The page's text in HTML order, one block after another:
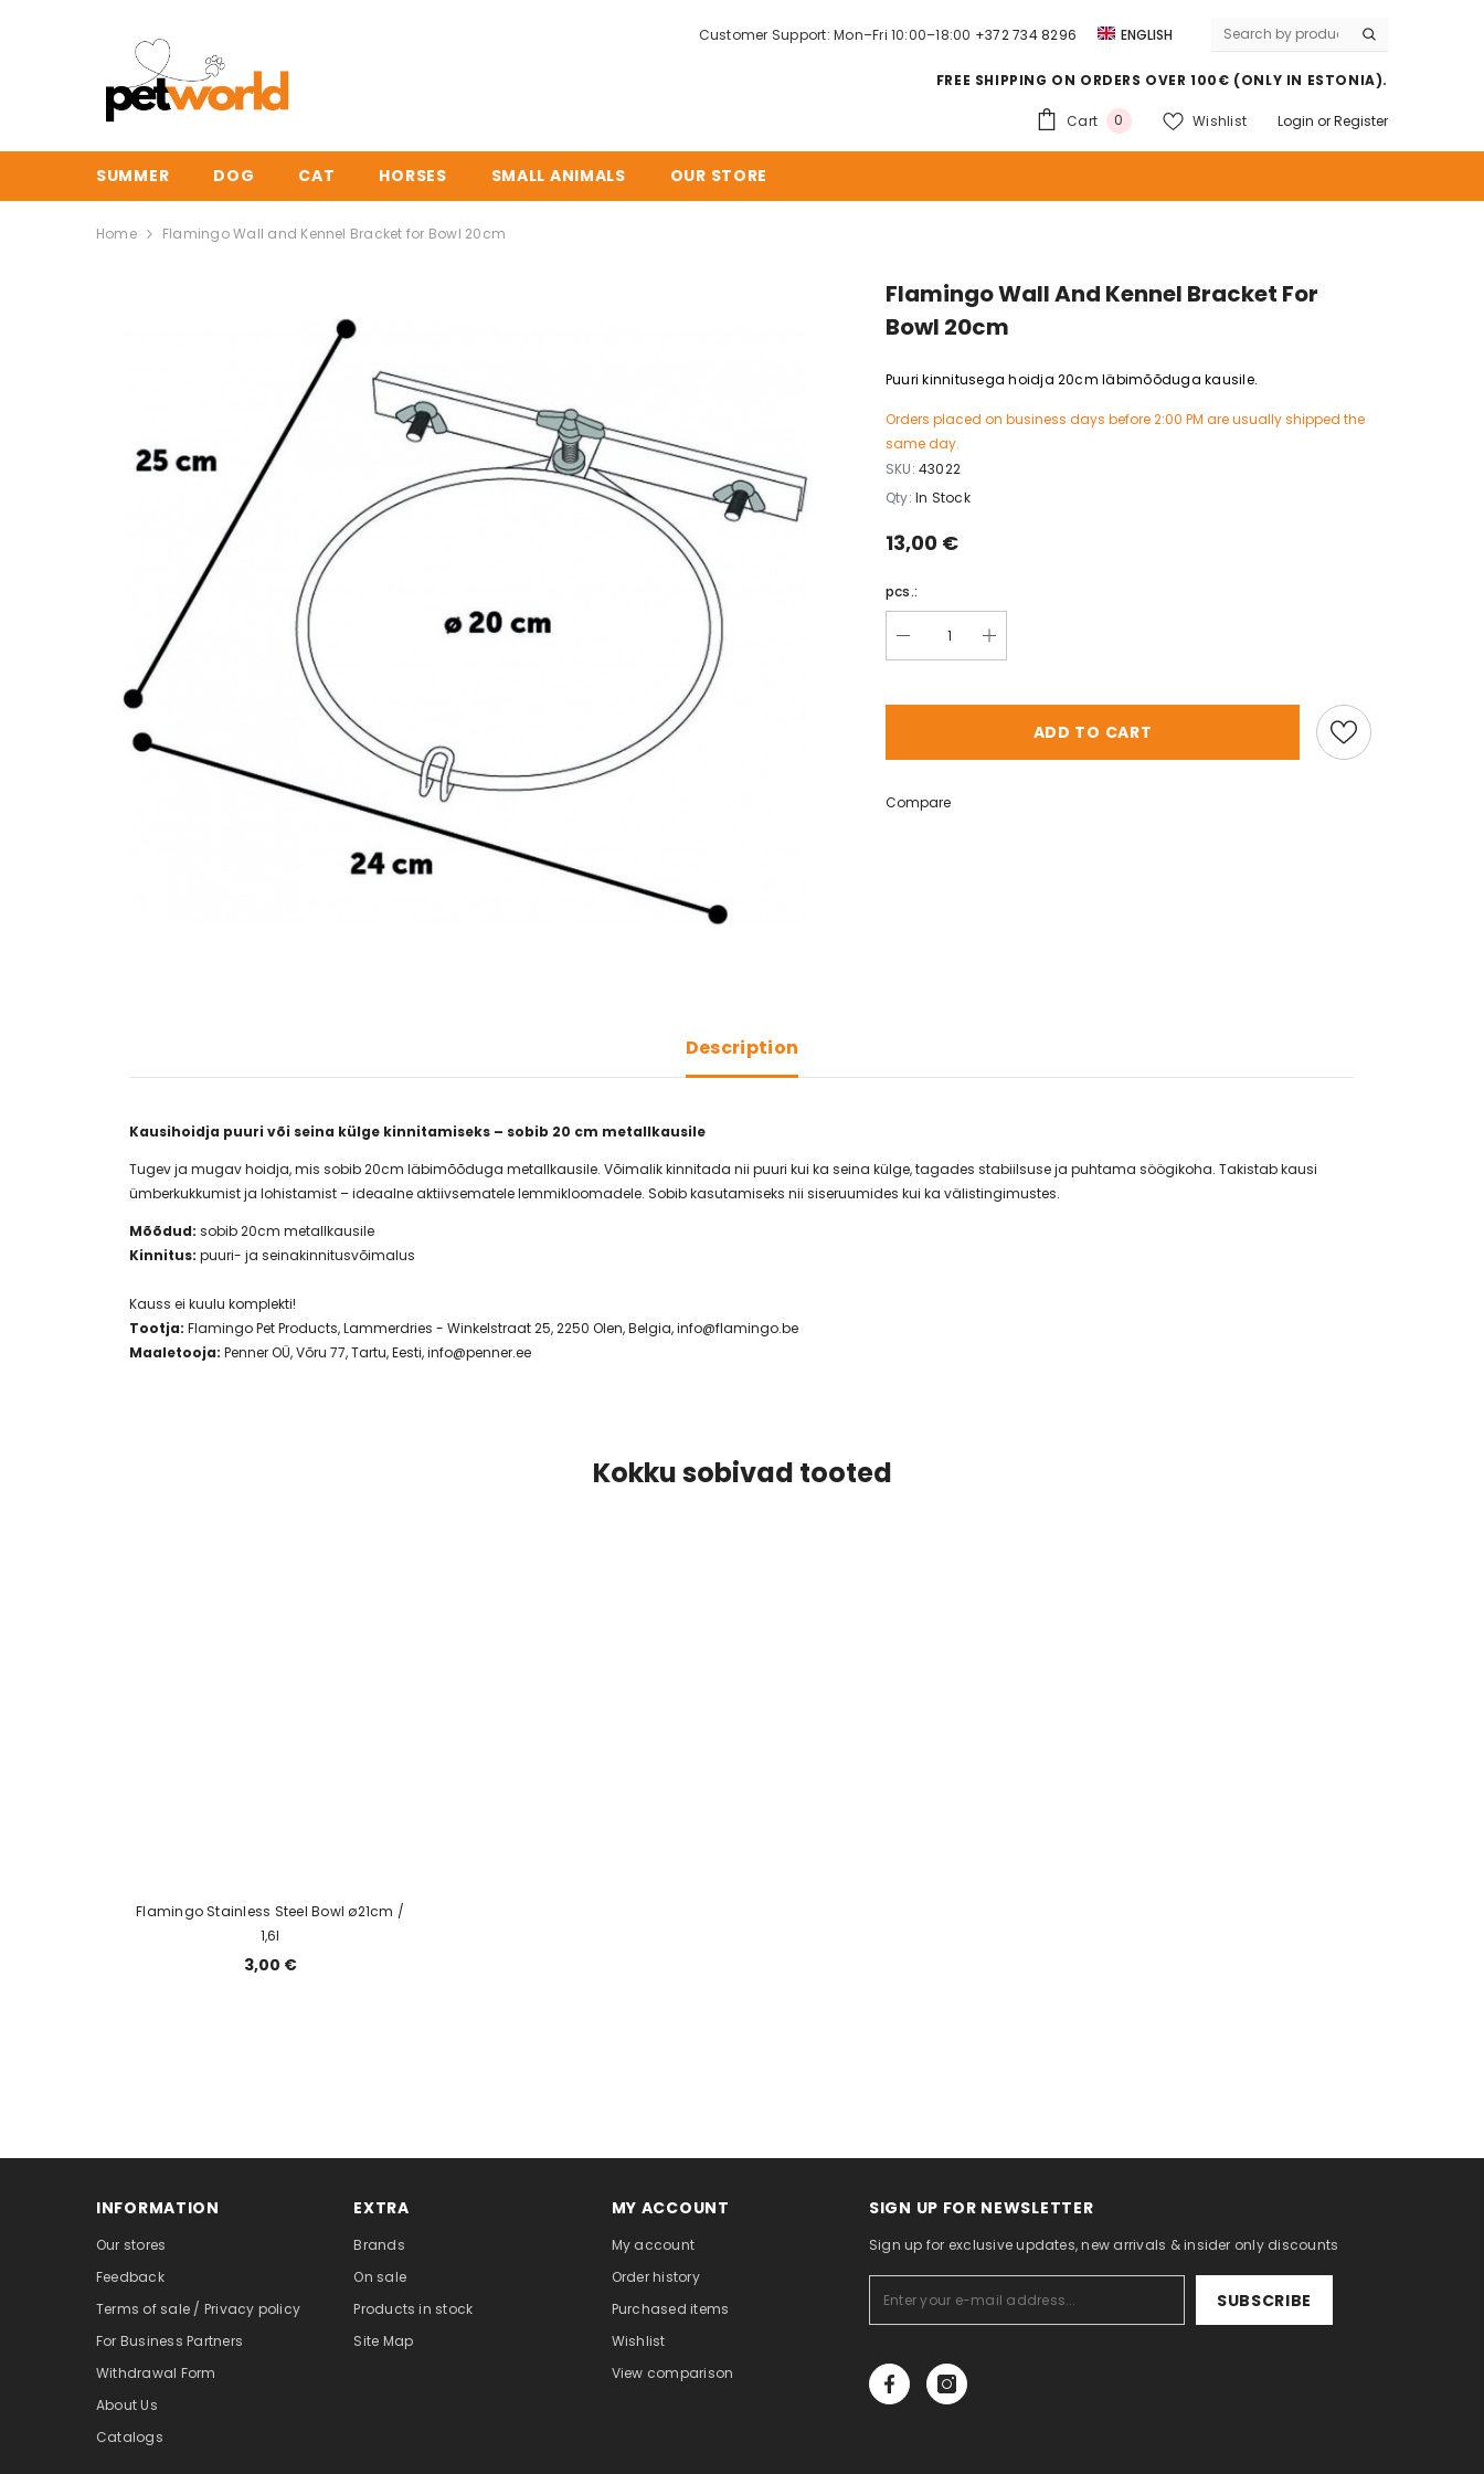
Customer Support: Mon–Fri 10:00–18:00 +372 734 8296
ENGLISH
РУССКИЙ
LATVIEŠU
FREE SHIPPING ON ORDERS OVER 100€ (ONLY IN ESTONIA).
Cart 0 Wishlist Login orRegister
SUMMER DOG CAT HORSES SMALL ANIMALS OUR STORE
Home Flamingo Wall and Kennel Bracket for Bowl 20cm
Flamingo Wall And Kennel Bracket For
Bowl 20cm
Puuri kinnitusega hoidja 20cm läbimõõduga kausile.
Orders placed on business days before 2:00 PM are usually shipped the
same day.
SKU: 43022
Qty: In Stock
13,00 €
pcs.:
ADD TO CART
Compare
Description
Kausihoidja puuri või seina külge kinnitamiseks – sobib 20 cm metallkausile
Tugev ja mugav hoidja, mis sobib 20cm läbimõõduga metallkausile. Võimalik kinnitada nii puuri kui ka seina külge, tagades stabiilsuse ja puhtama söögikoha. Takistab kausi
ümberkukkumist ja lohistamist – ideaalne aktiivsematele lemmikloomadele. Sobib kasutamiseks nii siseruumides kui ka välistingimustes.
Mõõdud: sobib 20cm metallkausile
Kinnitus: puuri- ja seinakinnitusvõimalus
Kauss ei kuulu komplekti!
Tootja: Flamingo Pet Products, Lammerdries - Winkelstraat 25, 2250 Olen, Belgia,info@flamingo.be
Maaletooja: Penner OÜ, Võru 77, Tartu, Eesti,info@penner.ee
Kokku sobivad tooted
Flamingo Stainless Steel Bowl ø21cm /
1,6l
3,00 €
INFORMATION
Our stores
Feedback
Terms of sale / Privacy policy
For Business Partners
Withdrawal Form
About Us
Catalogs
EXTRA
Brands
On sale
Products in stock
Site Map
MY ACCOUNT
My account
Order history
Purchased items
Wishlist
View comparison
SIGN UP FOR NEWSLETTER
Sign up for exclusive updates, new arrivals & insider only discounts
SUBSCRIBE